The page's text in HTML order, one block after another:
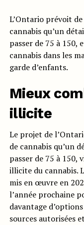
L’Ontario prévoit
cannabis qu’un
passer de 75 à
cannabis dans les
garde d’enfants.
Mieux
illicite
Le projet de
de cannabis qu’un
passer de 75 à
illicite du cannabis.
mis en œuvre en
l’année prochaine
davantage
sources autorisées